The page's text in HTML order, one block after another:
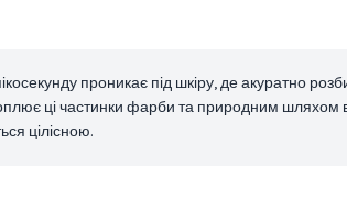
проникає під шкіру, де акуратно
ці частинки фарби та природним шляхом
цілісною.